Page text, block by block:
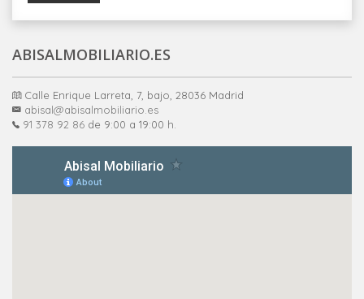
ABISALMOBILIARIO.ES
Calle Enrique Larreta, 7, bajo, 28036 Madrid
abisal@abisalmobiliario.es
91 378 92 86 de 9:00 a 19:00 h.